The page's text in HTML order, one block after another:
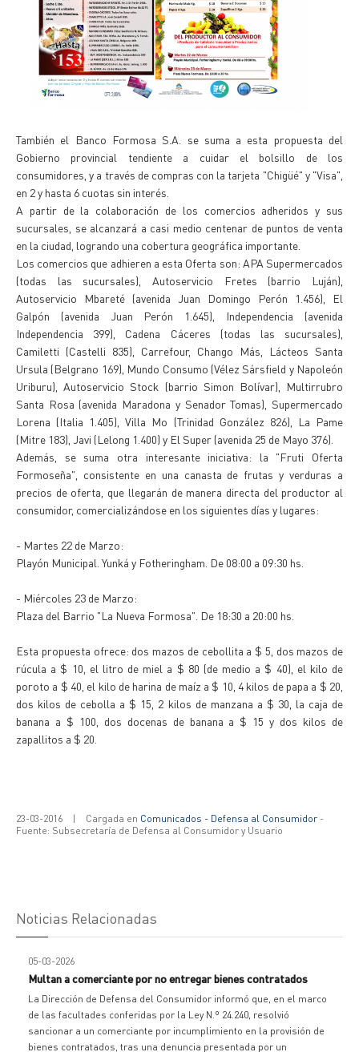
También el Banco Formosa S.A. se suma a esta propuesta del
Gobierno provincial tendiente a cuidar el bolsillo de los
consumidores, y a través de compras con la tarjeta "Chigüé" y "Visa",
en 2 y hasta 6 cuotas sin interés.
A partir de la colaboración de los comercios adheridos y sus
sucursales, se alcanzará a casi medio centenar de puntos de venta
en la ciudad, logrando una cobertura geográfica importante.
Los comercios que adhieren a esta Oferta son: APA Supermercados
(todas las sucursales), Autoservicio Fretes (barrio Luján),
Autoservicio Mbareté (avenida Juan Domingo Perón 1.456), El
Galpón (avenida Juan Perón 1.645), Independencia (avenida
Independencia 399), Cadena Cáceres (todas las sucursales),
Camiletti (Castelli 835), Carrefour, Chango Más, Lácteos Santa
Ursula (Belgrano 169), Mundo Consumo (Vélez Sársfield y Napoleón
Uriburu), Autoservicio Stock (barrio Simon Bolívar), Multirrubro
Santa Rosa (avenida Maradona y Senador Tomas), Supermercado
Lorena (Italia 1.405), Villa Mo (Trinidad González 826), La Pame
(Mitre 183), Javi (Lelong 1.400) y El Super (avenida 25 de Mayo 376).
Además, se suma otra interesante iniciativa: la "Fruti Oferta
Formoseña", consistente en una canasta de frutas y verduras a
precios de oferta, que llegarán de manera directa del productor al
consumidor, comercializándose en los siguientes días y lugares:
- Martes 22 de Marzo:
Playón Municipal. Yunká y Fotheringham. De 08:00 a 09:30 hs.
- Miércoles 23 de Marzo:
Plaza del Barrio "La Nueva Formosa". De 18:30 a 20:00 hs.
Esta propuesta ofrece: dos mazos de cebollita a $ 5, dos mazos de
rúcula a $ 10, el litro de miel a $ 80 (de medio a $ 40), el kilo de
poroto a $ 40, el kilo de harina de maíz a $ 10, 4 kilos de papa a $ 20,
dos kilos de cebolla a $ 15, 2 kilos de manzana a $ 30, la caja de
banana a $ 100, dos docenas de banana a $ 15 y dos kilos de
zapallitos a $ 20.
23-03-2016 | Cargada en Comunicados - Defensa al Consumidor -
Fuente: Subsecretaría de Defensa al Consumidor y Usuario
Noticias Relacionadas
05-03-2026
Multan a comerciante por no entregar bienes contratados
La Dirección de Defensa del Consumidor informó que, en el marco
de las facultades conferidas por la Ley N.º 24.240, resolvió
sancionar a un comerciante por incumplimiento en la provisión de
bienes contratados, tras una denuncia presentada por un